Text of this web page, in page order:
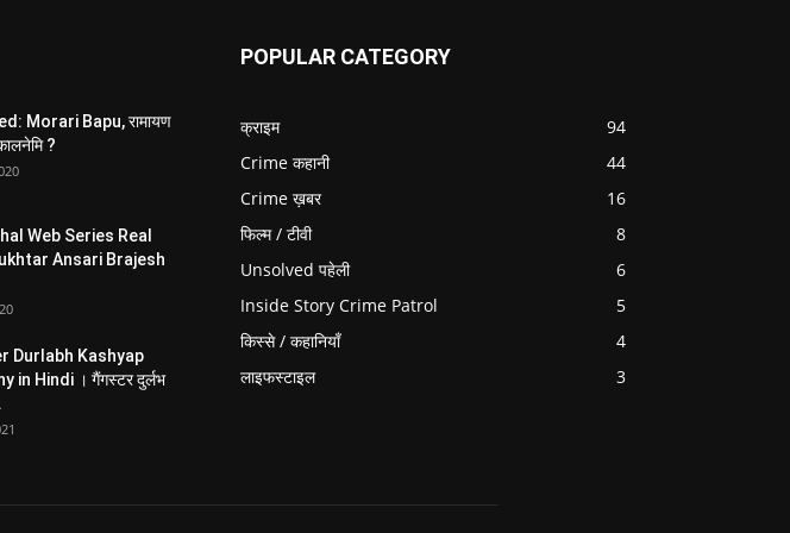
Morari Bapu, रामायण
?
Web Series Real
Ansari Brajesh
Durlabh Kashyap
in Hindi । गैंगस्टर दुर्लभ
POPULAR CATEGORY
क्राइम
94
Crime कहानी
44
Crime ख़बर
16
फिल्म / टीवी
8
Unsolved पहेली
6
Inside Story Crime Patrol
5
किस्से / कहानियाँ
4
लाइफस्टाइल
3